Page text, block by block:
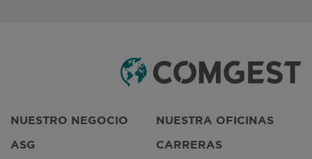
NUESTRO NEGOCIO
ASG
NUESTRA OFICINAS
CARRERAS